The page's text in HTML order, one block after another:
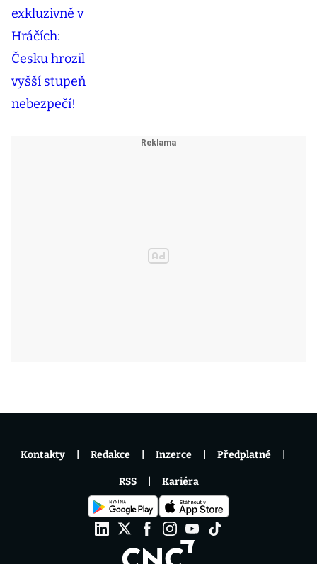
Kontakty Redakce Inzerce Předplatné
RSS Kariéra